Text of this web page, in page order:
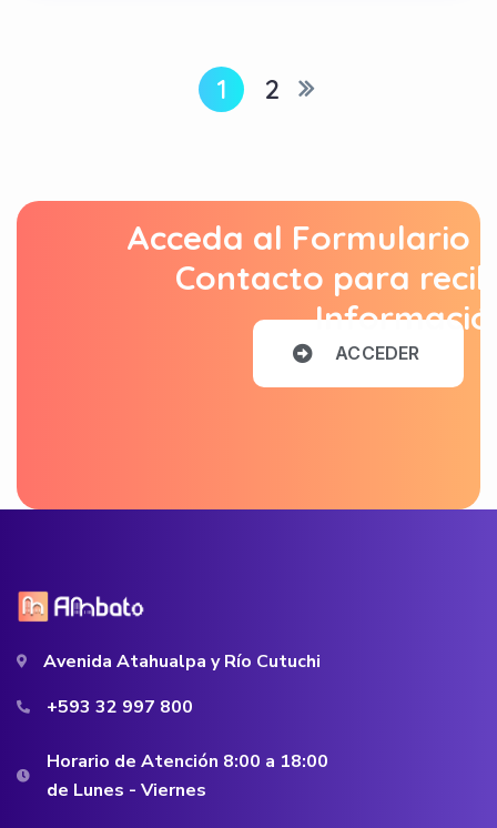
1 2
Acceda al Formulario
Contacto para
ACCEDER
Avenida Atahualpa y Río Cutuchi
+593 32 997 800
Horario de Atención 8:00 a 18:00
de Lunes - Viernes